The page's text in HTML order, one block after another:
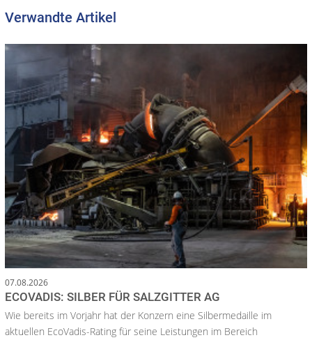
Verwandte Artikel
07.08.2026
ECOVADIS: SILBER FÜR SALZGITTER AG
Wie bereits im Vorjahr hat der Konzern eine Silbermedaille im
aktuellen EcoVadis-Rating für seine Leistungen im Bereich